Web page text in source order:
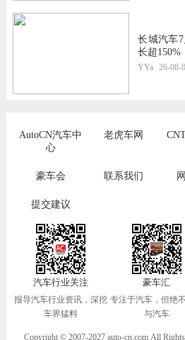
长城汽车
长超150%
YYa 26-08-
AutoCN汽车中
心
老虎车网
豪车会 联系我们
提交建议
汽车行业关注
报导汽车行业资讯，深挖
车界猛料
豪车汇
专注于汽车，但绝
与汽车
Copyright © 2007-2027 auto-cn.com All